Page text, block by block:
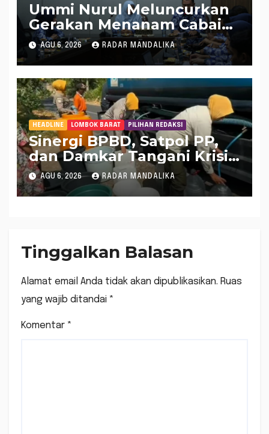
Ummi Nurul Meluncurkan
Gerakan Menanam Cabai
Tangani Inflasi
AGU 6, 2026 RADAR MANDALIKA
HEADLINE LOMBOK BARAT PILIHAN REDAKSI
Sinergi BPBD, Satpol PP,
dan Damkar Tangani Krisis
Air Bersih di Lobar
AGU 6, 2026 RADAR MANDALIKA
Tinggalkan Balasan
Alamat email Anda tidak akan dipublikasikan. Ruas
yang wajib ditandai *
Komentar *